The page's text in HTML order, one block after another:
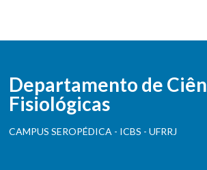
Departamento de
Fisiológicas
CAMPUS SEROPÉDICA - ICBS - UFRRJ